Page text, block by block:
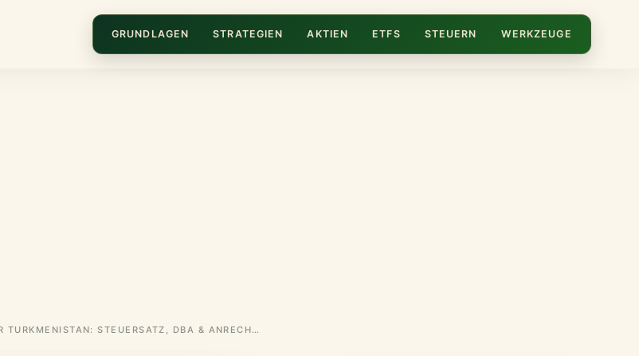
GRUNDLAGEN STRATEGIEN AKTIEN ETFS STEUERN WERKZEUGE
QUELLENSTEUER TURKMENISTAN: STEUERSATZ, DBA & ANRECHNUNG FÜR DEUTSCHE ANLEGER